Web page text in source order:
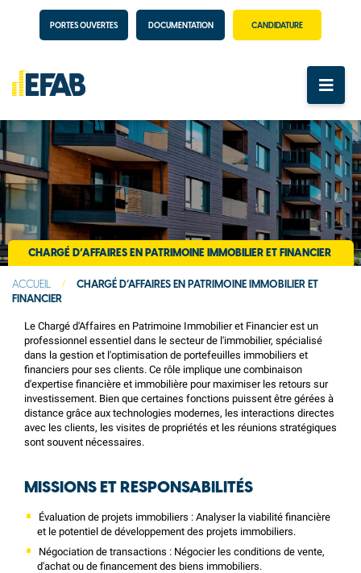
PORTES OUVERTES DOCUMENTATION CANDIDATURE
CHARGÉ D’AFFAIRES EN PATRIMOINE IMMOBILIER ET FINANCIER
ACCUEIL /
CHARGÉ D’AFFAIRES EN PATRIMOINE IMMOBILIER ET
FINANCIER
Le Chargé d'Affaires en Patrimoine Immobilier et Financier est un
professionnel essentiel dans le secteur de l'immobilier, spécialisé
dans la gestion et l'optimisation de portefeuilles immobiliers et
financiers pour ses clients. Ce rôle implique une combinaison
d'expertise financière et immobilière pour maximiser les retours sur
investissement. Bien que certaines fonctions puissent être gérées à
distance grâce aux technologies modernes, les interactions directes
avec les clients, les visites de propriétés et les réunions stratégiques
sont souvent nécessaires.
MISSIONS ET RESPONSABILITÉS
Évaluation de projets immobiliers : Analyser la viabilité financière
et le potentiel de développement des projets immobiliers.
Négociation de transactions : Négocier les conditions de vente,
d'achat ou de financement des biens immobiliers.